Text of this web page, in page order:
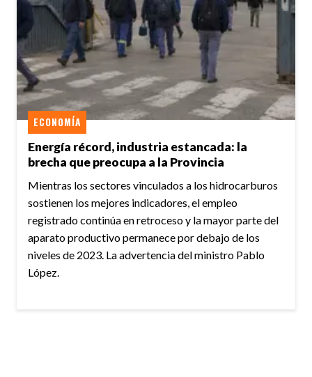
Energía récord, industria estancada: la
brecha que preocupa a la Provincia
ECONOMÍA
Mientras los sectores vinculados a los hidrocarburos
sostienen los mejores indicadores, el empleo
registrado continúa en retroceso y la mayor parte del
aparato productivo permanece por debajo de los
niveles de 2023. La advertencia del ministro Pablo
López.